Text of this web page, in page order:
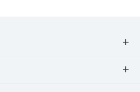

